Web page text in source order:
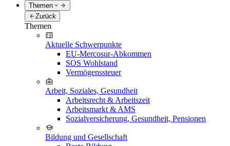
Themen
Zurück
Themen
Aktuelle Schwerpunkte
EU-Mercosur-Abkommen
SOS Wohlstand
Vermögenssteuer
Arbeit, Soziales, Gesundheit
Arbeitsrecht & Arbeitszeit
Arbeitsmarkt & AMS
Sozialversicherung, Gesundheit, Pensionen
Bildung und Gesellschaft